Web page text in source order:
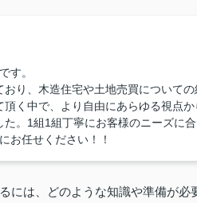
す。
り、木造住宅や土地売買について
く中で、より自由にあらゆる視点
。1組1組丁寧にお客様のニーズに
お任せください！！
には、どのような知識や準備が必